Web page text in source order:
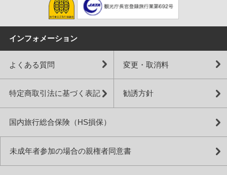
インフォメーション
よくある質問 変更・取消料
特定商取引法に基づく表記 勧誘方針
国内旅行総合保険（HS損保）
未成年者参加の場合の親権者同意書